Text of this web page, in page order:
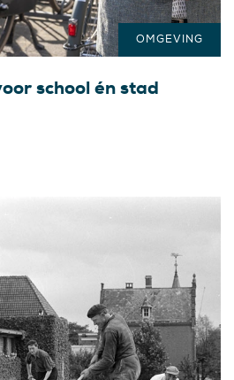
school én stad
OMGEVING